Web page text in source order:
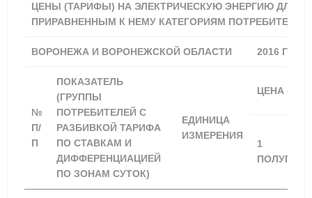
ЦЕНЫ (ТАРИФЫ) НА ЭЛЕКТРИЧЕСКУЮ ЭНЕРГИЮ ДЛЯ
ПРИРАВНЕННЫМ К НЕМУ КАТЕГОРИЯМ ПОТРЕБИТЕЛЕЙ
ВОРОНЕЖА И ВОРОНЕЖСКОЙ ОБЛАСТИ 2016 ГОД
№
П/
П
ПОКАЗАТЕЛЬ
(ГРУППЫ
ПОТРЕБИТЕЛЕЙ С
РАЗБИВКОЙ ТАРИФА
ПО СТАВКАМ И
ДИФФЕРЕНЦИАЦИЕЙ
ПО ЗОНАМ СУТОК)
ЕДИНИЦА
ИЗМЕРЕНИЯ
ЦЕНА
1